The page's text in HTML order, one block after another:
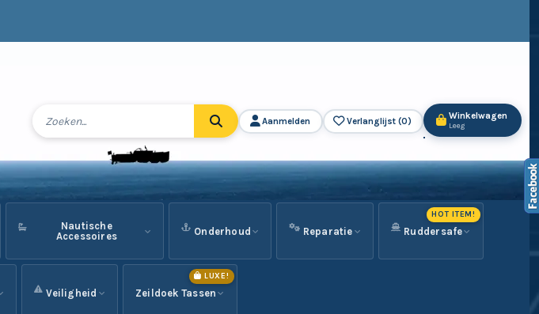
Aanmelden Verlanglijst (0) Winkelwagen
Leeg
Nautische
Accessoires
Onderhoud Reparatie Ruddersafe
HOT ITEM!
Veiligheid Zeildoek Tassen
LUXE!